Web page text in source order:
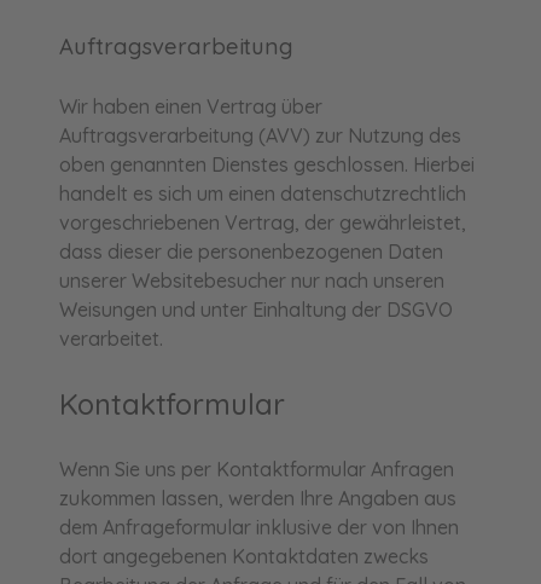
Auftragsverarbeitung
Wir haben einen Vertrag über
Auftragsverarbeitung (AVV) zur Nutzung des
oben genannten Dienstes geschlossen. Hierbei
handelt es sich um einen datenschutzrechtlich
vorgeschriebenen Vertrag, der gewährleistet,
dass dieser die personenbezogenen Daten
unserer Websitebesucher nur nach unseren
Weisungen und unter Einhaltung der DSGVO
verarbeitet.
Kontaktformular
Wenn Sie uns per Kontaktformular Anfragen
zukommen lassen, werden Ihre Angaben aus
dem Anfrageformular inklusive der von Ihnen
dort angegebenen Kontaktdaten zwecks